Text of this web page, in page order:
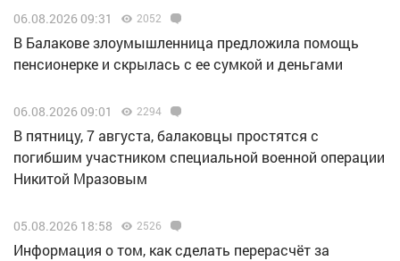
06.08.2026 09:31 2052
В Балакове злоумышленница предложила помощь
пенсионерке и скрылась с ее сумкой и деньгами
06.08.2026 09:01 2294
В пятницу, 7 августа, балаковцы простятся с
погибшим участником специальной военной операции
Никитой Мразовым
05.08.2026 18:58 2526
Информация о том, как сделать перерасчёт за